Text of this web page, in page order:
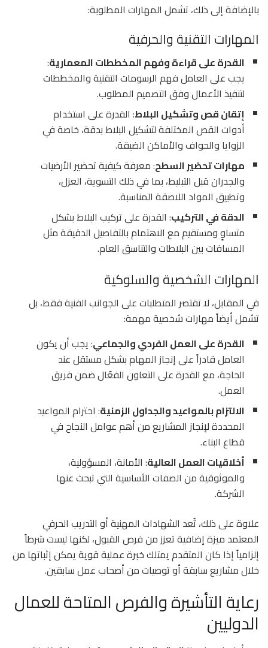
بالإضافة إلى ذلك، تشمل المهارات المطلوبة:
المهارات التقنية والحرفية
القدرة على قراءة وفهم المخططات المعمارية:
يجب على العامل فهم الرسومات التقنية والمخططات
لتنفيذ الأعمال وفق التصميم المطلوب.
إتقان قص وتشكيل البلاط: القدرة على استخدام
أدوات القص المختلفة لتشكيل البلاط بدقة، خاصة في
الزوايا والحواف والأماكن الضيقة.
مهارات تحضير السطح: معرفة كيفية تحضير الأرضيات
والجدران قبل التبليط، بما في ذلك التسوية، العزل،
وتطبيق المواد اللاصقة المناسبة.
الدقة في التركيب: القدرة على تركيب البلاط بشكل
متساوٍ ومستقيم مع الاهتمام بالتفاصيل الدقيقة مثل
المسافات بين البلاطات والتناسق العام.
المهارات الشخصية والسلوكية
في المقابل، لا تقتصر المتطلبات على الجوانب الفنية فقط، بل
تشمل أيضاً مهارات شخصية مهمة:
القدرة على العمل الفردي والجماعي: يجب أن يكون
العامل قادراً على إنجاز المهام بشكل مستقل عند
الحاجة، مع القدرة على التعاون الفعّال ضمن فريق
العمل.
الالتزام بالمواعيد والجداول الزمنية: احترام المواعيد
المحددة لإنجاز المشاريع من أهم عوامل النجاح في
قطاع البناء.
أخلاقيات العمل العالية: الأمانة، المسؤولية،
والموثوقية من الصفات الأساسية التي تبحث عنها
الشركة.
علاوة على ذلك، تُعد الشهادات المهنية أو التدريب الحرفي
المعتمد ميزة إضافية تعزز من فرص القبول، لكنها ليست شرطاً
إلزامياً إذا كان المتقدم يمتلك خبرة عملية قوية يمكن إثباتها من
خلال مشاريع سابقة أو توصيات من أصحاب عمل سابقين.
رعاية التأشيرة والفرص المتاحة للعمال
الدوليين